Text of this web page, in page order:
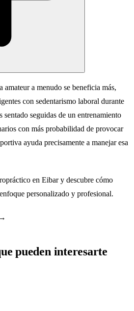
a menudo se beneficia más,
con sedentarismo laboral durante
sentado seguidas de un entrenamiento
con más probabilidad de provocar
ayuda precisamente a manejar esa
en Eibary descubre cómo
personalizado y profesional.
pueden interesarte